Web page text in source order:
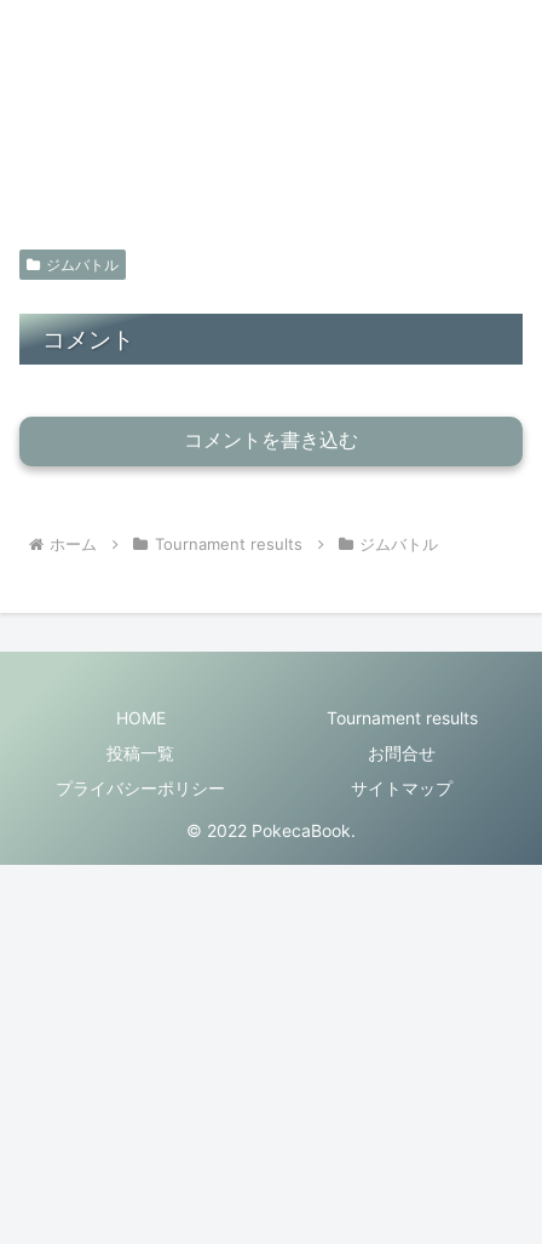
ジムバトル
コメント
コメントを書き込む
ホーム Tournament results ジムバトル
HOME
Tournament results
投稿一覧
お問合せ
プライバシーポリシー
サイトマップ
© 2022 PokecaBook.